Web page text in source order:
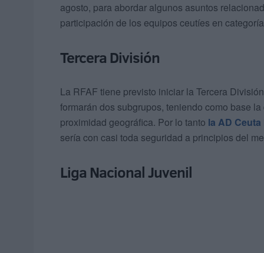
agosto, para abordar algunos asuntos
participación de los equipos ceutíes en
Tercera División
La RFAF tiene previsto iniciar la Tercera
formarán dos subgrupos, teniendo como base
proximidad geográfica. Por lo tanto la AD Ceuta
sería con casi toda seguridad a principios del
Liga Nacional Juvenil